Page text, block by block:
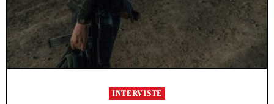
INTERVISTE